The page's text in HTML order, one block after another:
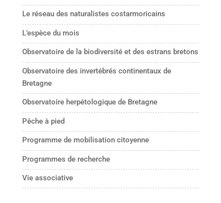
Le réseau des naturalistes costarmoricains
L’espèce du mois
Observatoire de la biodiversité et des estrans bretons
Observatoire des invertébrés continentaux de
Bretagne
Observatoire herpétologique de Bretagne
Pêche à pied
Programme de mobilisation citoyenne
Programmes de recherche
Vie associative